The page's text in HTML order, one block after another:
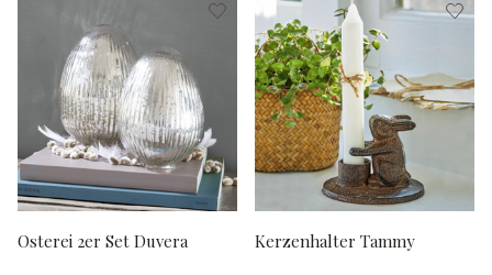
Osterei 2er Set Duvera Kerzenhalter Tammy